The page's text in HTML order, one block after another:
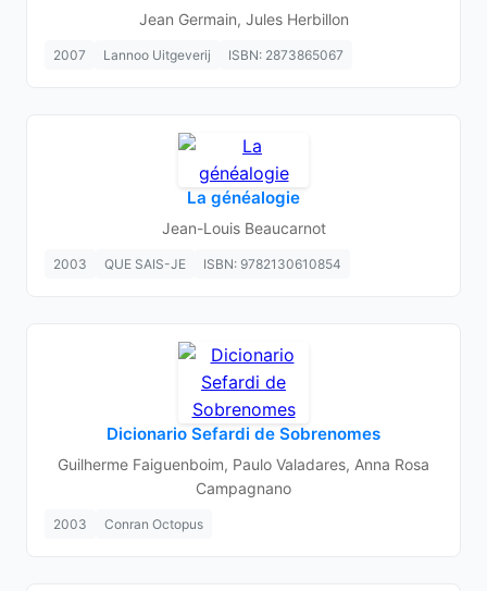
Jean Germain, Jules Herbillon
2007 Lannoo Uitgeverij ISBN: 2873865067
La généalogie
Jean-Louis Beaucarnot
2003 QUE SAIS-JE ISBN: 9782130610854
Dicionario Sefardi de Sobrenomes
Guilherme Faiguenboim, Paulo Valadares, Anna Rosa
Campagnano
2003 Conran Octopus